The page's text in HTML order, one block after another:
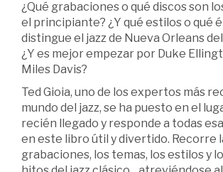
¿Qué grabaciones o qué discos son
el principiante? ¿Y qué estilos o qué
distingue el jazz de Nueva Orleans
¿Y es mejor empezar por Duke
Miles Davis?
Ted Gioia, uno de los expertos más
mundo del jazz, se ha puesto en el
recién llegado y responde a todas
en este libro útil y divertido. Recorre
grabaciones, los temas, los estilos y